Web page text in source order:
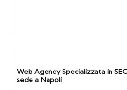
Web Agency Specializzata in
sede a Napoli